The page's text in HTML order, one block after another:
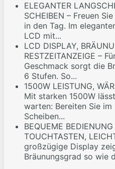
ELEGANTER
SCHEIBEN – Freuen
in den Tag. Im
LCD mit...
LCD DISPLAY,
RESTZEITANZEIGE –
Geschmack sorgt die
6 Stufen. So...
1500W LEISTUNG,
Mit starken 1500W
warten: Bereiten Sie
Scheiben...
BEQUEME
TOUCHTASTEN,
großzügige Display
Bräunungsgrad so wie